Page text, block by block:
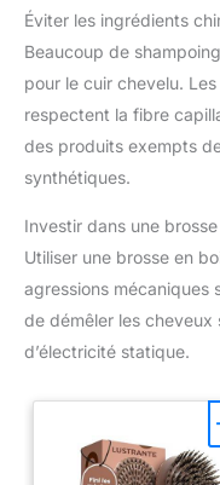
Éviter les ingrédients
Beaucoup de
pour le cuir chevelu.
respectent la fibre
des produits exempts
synthétiques.
Investir dans une
Utiliser une brosse en
agressions mécaniques
de démêler les cheveux
d’électricité statique.